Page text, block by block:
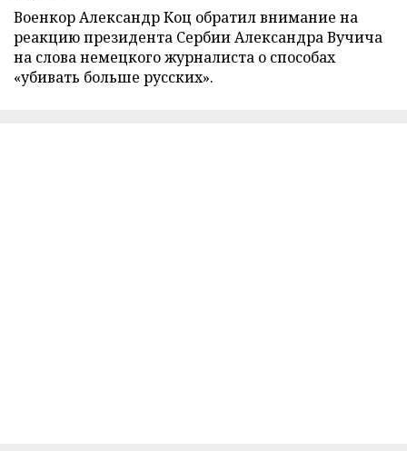
Военкор Александр Коц обратил внимание на
реакцию президента Сербии Александра Вучича
на слова немецкого журналиста о способах
«убивать больше русских».